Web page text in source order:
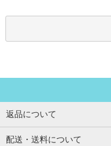
返品について
配送・送料について